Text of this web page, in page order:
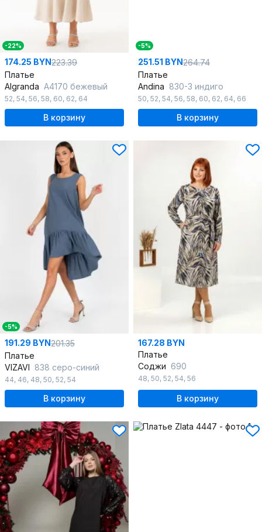
-22%
174.25 BYN223.39
Платье
Algranda A4170 бежевый
52, 54, 56, 58, 60, 62, 64
В корзину
-5%
251.51 BYN264.74
Платье
Andina 830-3 индиго
50, 52, 54, 56, 58, 60, 62, 64, 66
В корзину
-5%
191.29 BYN201.35
Платье
VIZAVI 838 серо-синий
44, 46, 48, 50, 52, 54
В корзину
167.28 BYN
Платье
Соджи 690
48, 50, 52, 54, 56
В корзину